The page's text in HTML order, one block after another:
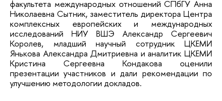
факультета международных отношений СПбГУ Анна
Николаевна Сытник, заместитель директора Центра
комплексных европейских и международных
исследований НИУ ВШЭ Александр Сергеевич
Королев, младший научный сотрудник ЦКЕМИ
Янькова Александра Дмитриевна и аналитик ЦКЕМИ
Кристина Сергеевна Кондакова оценили
презентации участников и дали рекомендации по
улучшению методологии докладов.